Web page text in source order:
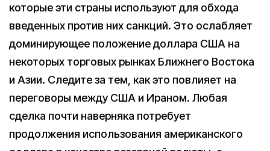
которые эти страны используют для обхода
введенных против них санкций. Это ослабляет
доминирующее положение доллара США на
некоторых торговых рынках Ближнего Востока
и Азии. Следите за тем, как это повлияет на
переговоры между США и Ираном. Любая
сделка почти наверняка потребует
продолжения использования американского